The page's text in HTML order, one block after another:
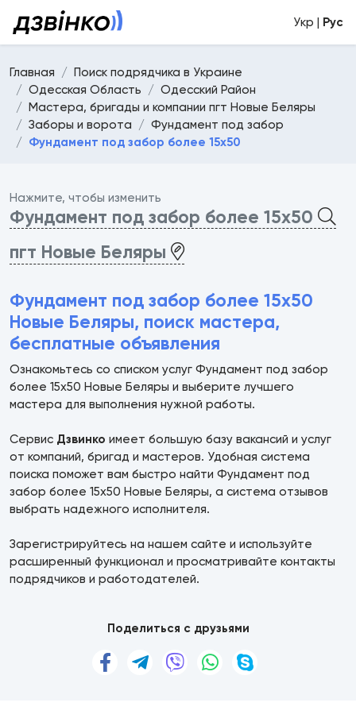
Укр | Рус
Главная
Поиск подрядчика в Украине
Одесская Область
Одесский Район
Мастера, бригады и компании пгт Новые Беляры
Заборы и ворота
Фундамент под забор
Фундамент под забор более 15х50
Нажмите, чтобы изменить
Фундамент под забор более 15х50
пгт Новые Беляры
Фундамент под забор более 15х50
Новые Беляры, поиск мастера,
бесплатные объявления
Ознакомьтесь со списком услуг Фундамент под забор
более 15х50 Новые Беляры и выберите лучшего
мастера для выполнения нужной работы.
Сервис Дзвинко имеет большую базу вакансий и услуг
от компаний, бригад и мастеров. Удобная система
поиска поможет вам быстро найти Фундамент под
забор более 15х50 Новые Беляры, а система отзывов
выбрать надежного исполнителя.
Зарегистрируйтесь на нашем сайте и используйте
расширенный функционал и просматривайте контакты
подрядчиков и работодателей.
Поделиться с друзьями